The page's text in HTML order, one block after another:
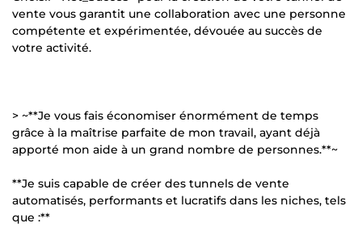
vente vous garantit une collaboration avec une personne
compétente et expérimentée, dévouée au succès de
votre activité.
> ~**Je vous fais économiser énormément de temps
grâce à la maîtrise parfaite de mon travail, ayant déjà
apporté mon aide à un grand nombre de personnes.**~
**Je suis capable de créer des tunnels de vente
automatisés, performants et lucratifs dans les niches, tels
que :**